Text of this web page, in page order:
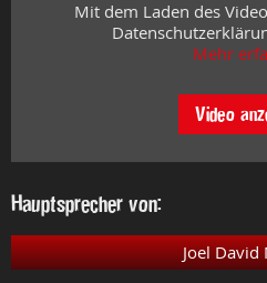
Mit dem Laden des
Mehr
Video
Hauptsprecher von:
Joel David